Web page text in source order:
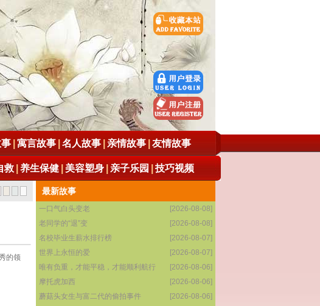
寓言故事 名人故事 亲情故事 友情故事
救 养生保健 美容塑身 亲子乐园 技巧视频
的领
最新故事
[2026-08-08]
一口气白头变老
[2026-08-08]
老同学的“退”变
[2026-08-07]
名校毕业生薪水排行榜
[2026-08-07]
世界上永恒的爱
[2026-08-06]
唯有负重，才能平稳，才能顺利航行
[2026-08-06]
摩托虎加西
[2026-08-06]
蘑菇头女生与富二代的偷拍事件